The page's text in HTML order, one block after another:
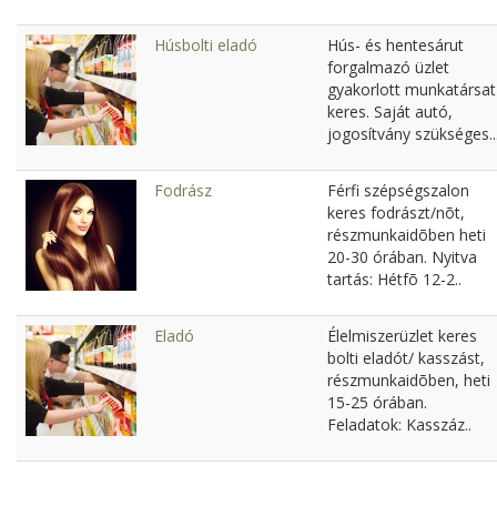
Húsbolti eladó
Hús- és hentesárut
forgalmazó üzlet
gyakorlott munkatársat
keres. Saját autó,
jogosítvány
Fodrász
Férfi szépségszalon
keres fodrászt/nõt,
részmunkaidõben heti
20-30 órában. Nyitva
tartás: Hétfõ 12-2..
Eladó
Élelmiszerüzlet keres
bolti eladót/ kasszást,
részmunkaidõben, heti
15-25 órában.
Feladatok: Kasszáz..